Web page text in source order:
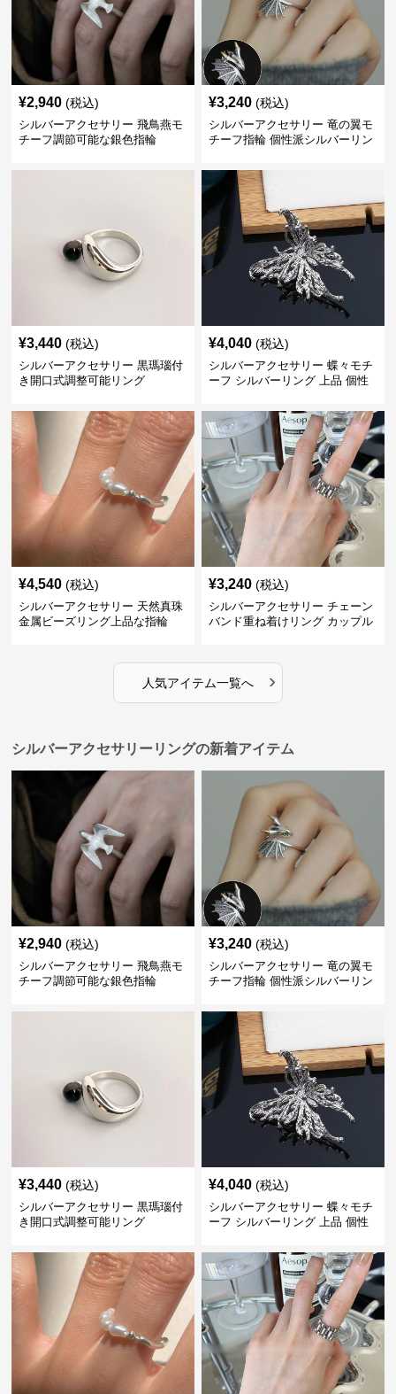
¥2,940 (税込)
シルバーアクセサリー 飛鳥燕モ
チーフ調節可能な銀色指輪
¥3,240 (税込)
シルバーアクセサリー 竜の翼モ
チーフ指輪 個性派シルバーリン
¥3,440 (税込)
シルバーアクセサリー 黒瑪瑙付
き開口式調整可能リング
¥4,040 (税込)
シルバーアクセサリー 蝶々モチ
ーフ シルバーリング 上品 個性
¥4,540 (税込)
シルバーアクセサリー 天然真珠
金属ビーズリング上品な指輪
¥3,240 (税込)
シルバーアクセサリー チェーン
バンド重ね着けリング カップル
人気アイテム一覧へ ›
シルバーアクセサリーリングの新着アイテム
¥2,940 (税込)
シルバーアクセサリー 飛鳥燕モ
チーフ調節可能な銀色指輪
¥3,240 (税込)
シルバーアクセサリー 竜の翼モ
チーフ指輪 個性派シルバーリン
¥3,440 (税込)
シルバーアクセサリー 黒瑪瑙付
き開口式調整可能リング
¥4,040 (税込)
シルバーアクセサリー 蝶々モチ
ーフ シルバーリング 上品 個性